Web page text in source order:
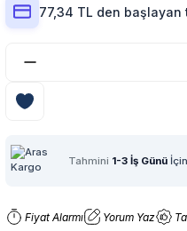
77,34 TL den başlayan
Tahmini 1-3 İş Günü
Fiyat Alarmı Yorum Yaz